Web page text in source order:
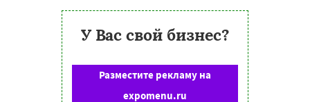
У Вас свой бизнес?
Разместите рекламу на
expomenu.ru